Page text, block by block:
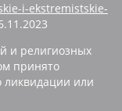
i-ekstremistskie-
и религиозных
принято
ликвидации или